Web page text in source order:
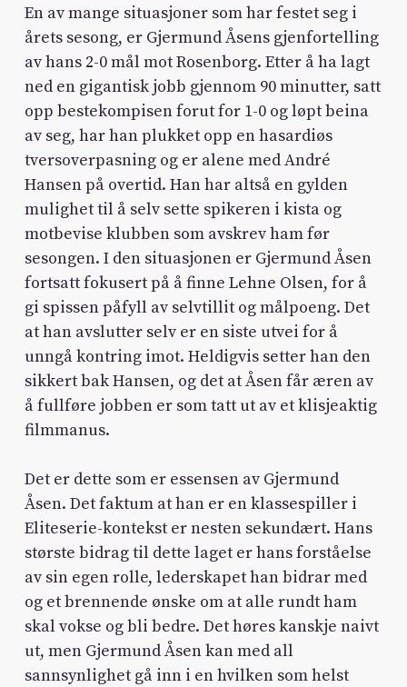
En av mange situasjoner som har festet seg i
årets sesong, er Gjermund Åsens gjenfortelling
av hans 2-0 mål mot Rosenborg. Etter å ha lagt
ned en gigantisk jobb gjennom 90 minutter, satt
opp bestekompisen forut for 1-0 og løpt beina
av seg, har han plukket opp en hasardiøs
tversoverpasning og er alene med André
Hansen på overtid. Han har altså en gylden
mulighet til å selv sette spikeren i kista og
motbevise klubben som avskrev ham før
sesongen. I den situasjonen er Gjermund Åsen
fortsatt fokusert på å finne Lehne Olsen, for å
gi spissen påfyll av selvtillit og målpoeng. Det
at han avslutter selv er en siste utvei for å
unngå kontring imot. Heldigvis setter han den
sikkert bak Hansen, og det at Åsen får æren av
å fullføre jobben er som tatt ut av et klisjeaktig
filmmanus.
Det er dette som er essensen av Gjermund
Åsen. Det faktum at han er en klassespiller i
Eliteserie-kontekst er nesten sekundært. Hans
største bidrag til dette laget er hans forståelse
av sin egen rolle, lederskapet han bidrar med
og et brennende ønske om at alle rundt ham
skal vokse og bli bedre. Det høres kanskje naivt
ut, men Gjermund Åsen kan med all
sannsynlighet gå inn i en hvilken som helst